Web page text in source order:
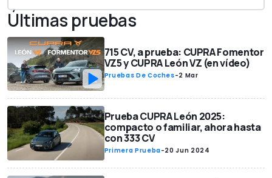
Últimas pruebas
715 CV, a prueba: CUPRA Fomentor
VZ5 y CUPRA León VZ (en vídeo)
Pruebas De Coches-2 Mar
Prueba CUPRA León 2025:
compacto o familiar, ahora hasta
con 333 CV
Primera Prueba-20 Jun 2024